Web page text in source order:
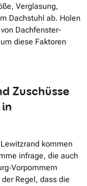
Verglasung,
Dachstuhl ab. Holen
Dachfenster-
diese Faktoren
Zuschüsse
kommen
infrage, die auch
Regel, dass die